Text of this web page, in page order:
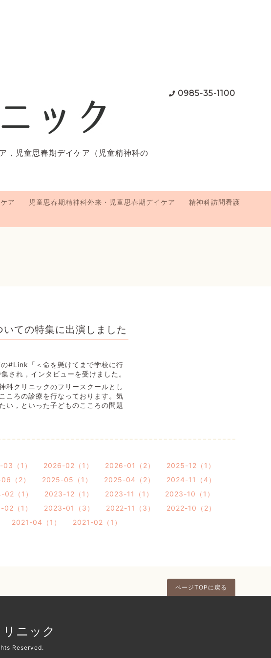
，児童思春期デイケア（児童精神科の
0985-35-1100
ア 児童思春期精神科外来・児童思春期デイケア
精神科訪問看護
ての特集に出演しました
#Link「＜命を懸けてまで学校に行
され，インタビューを受けました。
科クリニックのフリースクールとし
ころの診療を行なっております。気
い，といった子どものこころの問題
（1） 2026-02（1） 2026-01（2）
2025-12（1）
（2） 2025-05（1） 2025-04（2）
2024-11（4）
02（1） 2023-12（1） 2023-11（1）
2023-10（1）
（1） 2023-01（3） 2022-11（3）
2022-10（2）
2021-04（1） 2021-02（1）
ページTOPに戻る
ニック
Reserved.